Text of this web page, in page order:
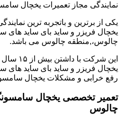
نمایندگی مجاز تعمیرات یخچال
یکی از برترین و باتجربه ترین
یخچال فریزر و ساید بای ساید
چالوس،,منطقه چالوس می باشد.
این
یخچال فریزر و ساید بای ساید های
رفع خرابی و مشکلات یخچال
تعمیر تخصصی یخچال
چالوس